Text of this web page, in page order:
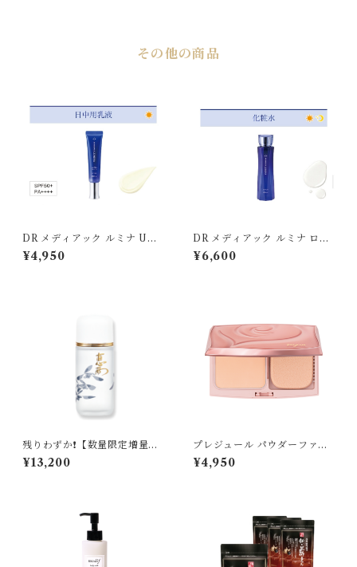
その他の商品
DR メディアック ルミナ UV
ミルク〈薬用シワ改善美白乳
液〉 40mL 医薬部外品 SP
¥4,950
DR メディアック ルミナ ロー
ション〈薬用シワ改善美白化
¥6,600
残りわずか❗️【数量限定増量ボ
トル】薬用 妙 恵雨（けいう）
【化粧水】
¥13,200
プレジュール パウダーファン
デーション [レフィル]
¥4,950